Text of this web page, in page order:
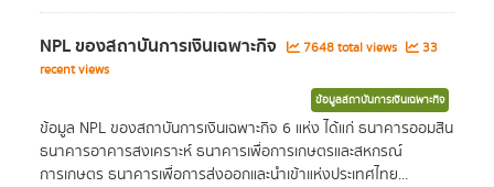
NPL ของสถาบันการเงินเฉพาะกิจ 7648 total views
33
recent views
ข้อมูลสถาบันการเงินเฉพาะกิจ
ข้อมูล NPL ของสถาบันการเงินเฉพาะกิจ 6 แห่ง ได้แก่ ธนาคารออมสิน
ธนาคารอาคารสงเคราะห์ ธนาคารเพื่อการเกษตรและสหกรณ์
การเกษตร ธนาคารเพื่อการส่งออกและนำเข้าแห่งประเทศไทย...